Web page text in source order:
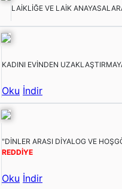
LAİKLİĞE VE LAİK
KADINI EVİNDEN
Oku İndir
"DİNLER ARASI DİYALOG VE
REDDİYE
Oku İndir